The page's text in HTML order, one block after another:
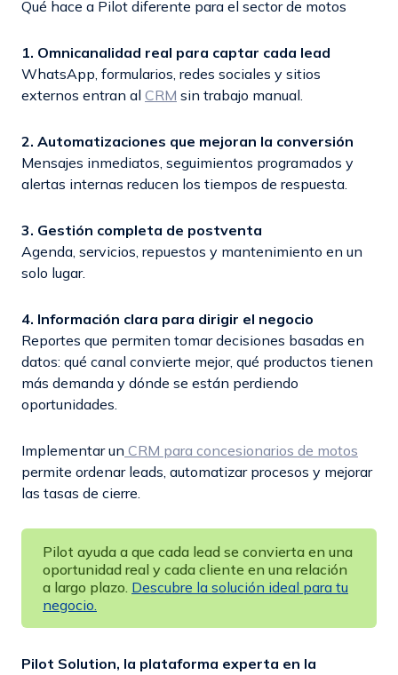
Qué hace a Pilot diferente para el sector de motos
1. Omnicanalidad real para captar cada lead
WhatsApp, formularios, redes sociales y sitios
externos entran al CRM sin trabajo manual.
2. Automatizaciones que mejoran la conversión
Mensajes inmediatos, seguimientos programados y
alertas internas reducen los tiempos de respuesta.
3. Gestión completa de postventa
Agenda, servicios, repuestos y mantenimiento en un
solo lugar.
4. Información clara para dirigir el negocio
Reportes que permiten tomar decisiones basadas en
datos: qué canal convierte mejor, qué productos tienen
más demanda y dónde se están perdiendo
oportunidades.
Implementar un CRM para concesionarios de motos
permite ordenar leads, automatizar procesos y mejorar
las tasas de cierre.
Pilot ayuda a que cada lead se convierta en una
oportunidad real y cada cliente en una relación
a largo plazo. Descubre la solución ideal para tu
negocio.
Pilot Solution, la plataforma experta en la